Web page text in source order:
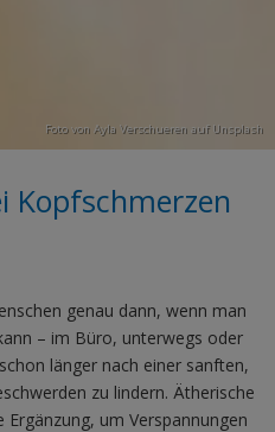
Foto von Ayla Verschueren auf Unsplash
Kopfschmerzen
genau dann, wenn man
– im Büro, unterwegs oder
länger nach einer sanften,
zu lindern. Ätherische
um Verspannungen